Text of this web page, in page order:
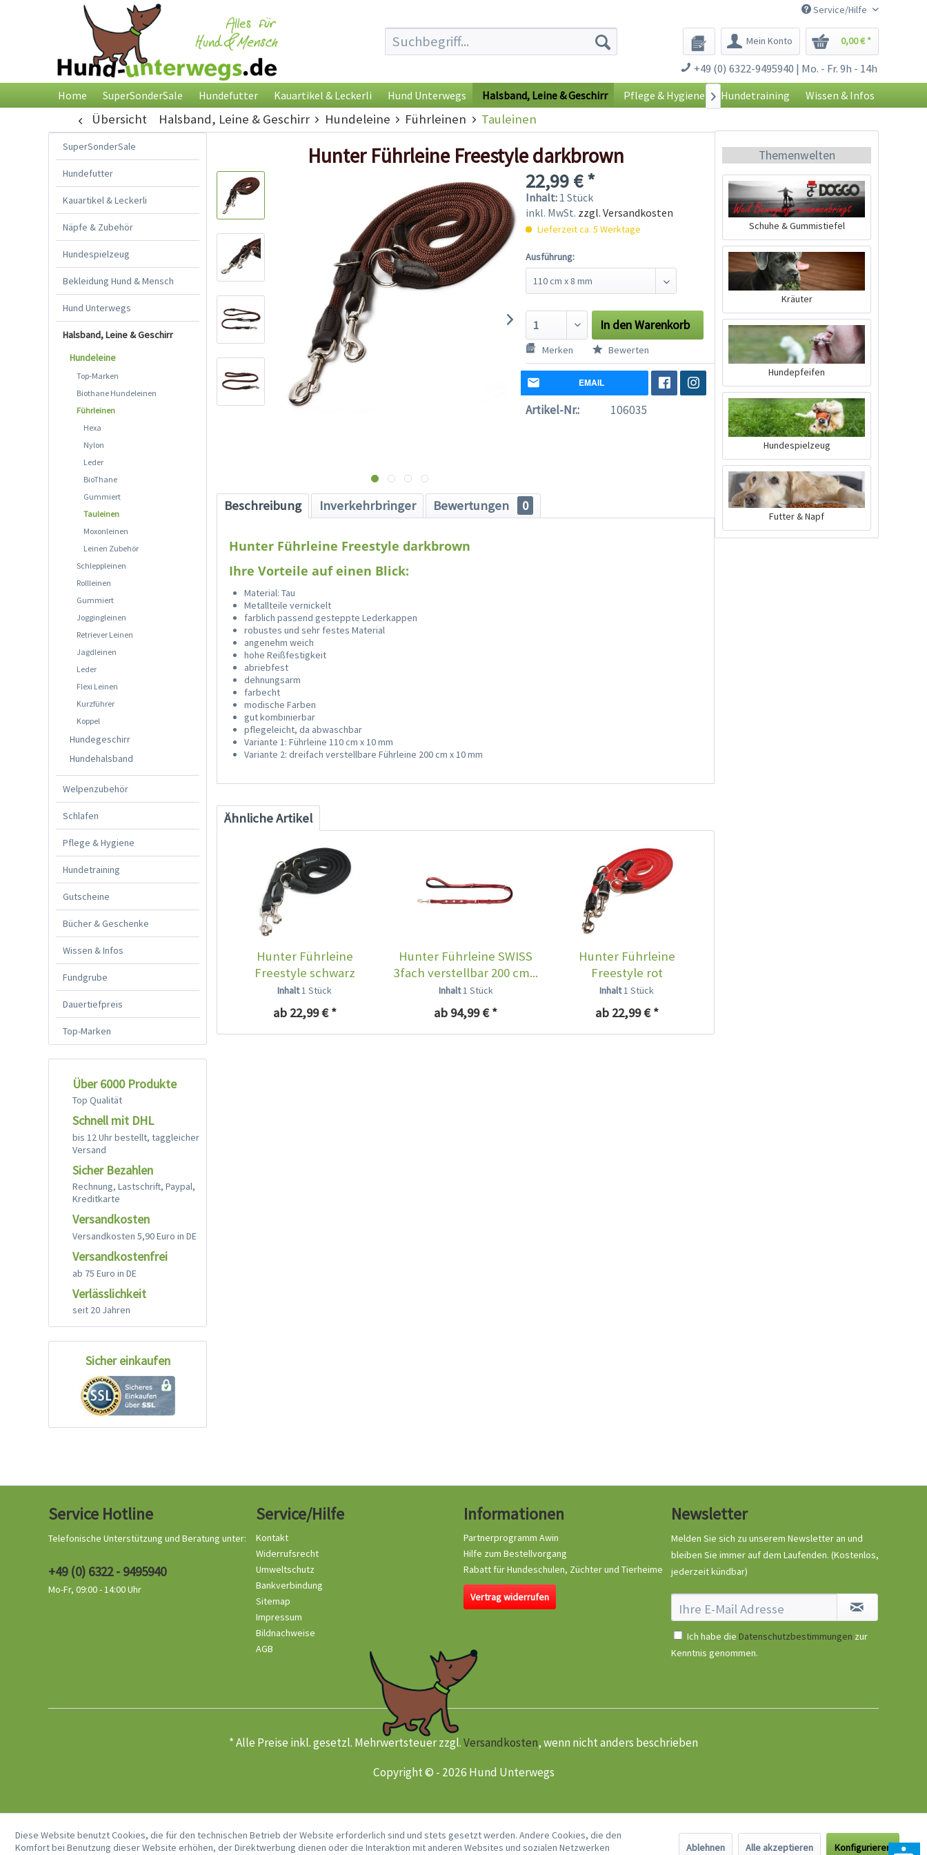
Service/Hilfe
Mein Konto 0,00 € *
+49 (0) 6322-9495940 | Mo. - Fr. 9h - 14h
Home SuperSonderSale Hundefutter Kauartikel & Leckerli Hund Unterwegs Halsband, Leine & Geschirr Pflege & Hygiene Hundetraining Wissen & Infos

Übersicht Halsband, Leine & Geschirr Hundeleine Führleinen Tauleinen
SuperSonderSale
Hundefutter
Kauartikel & Leckerli
Näpfe & Zubehör
Hundespielzeug
Bekleidung Hund & Mensch
Hund Unterwegs
Halsband, Leine & Geschirr
Hundeleine
Top-Marken
Biothane Hundeleinen
Führleinen
Hexa
Nylon
Leder
BioThane
Gummiert
Tauleinen
Moxonleinen
Leinen Zubehör
Schleppleinen
Rollleinen
Gummiert
Joggingleinen
Retriever Leinen
Jagdleinen
Leder
Flexi Leinen
Kurzführer
Koppel
Hundegeschirr
Hundehalsband
Welpenzubehör
Schlafen
Pflege & Hygiene
Hundetraining
Gutscheine
Bücher & Geschenke
Wissen & Infos
Fundgrube
Dauertiefpreis
Top-Marken
Über 6000 Produkte
Top Qualität
Schnell mit DHL
bis 12 Uhr bestellt, taggleicher
Versand
Sicher Bezahlen
Rechnung, Lastschrift, Paypal,
Kreditkarte
Versandkosten
Versandkosten 5,90 Euro in DE
Versandkostenfrei
ab 75 Euro in DE
Verlässlichkeit
seit 20 Jahren
Sicher einkaufen
Hunter Führleine Freestyle darkbrown
22,99 € *
Inhalt: 1 Stück
inkl. MwSt. zzgl. Versandkosten
Lieferzeit ca. 5 Werktage
Ausführung:
In den Warenkorb
Merken Bewerten
EMAIL
Artikel-Nr.: 106035
Beschreibung Inverkehrbringer Bewertungen 0
Hunter Führleine Freestyle darkbrown
Ihre Vorteile auf einen Blick:
Material: Tau
Metallteile vernickelt
farblich passend gesteppte Lederkappen
robustes und sehr festes Material
angenehm weich
hohe Reißfestigkeit
abriebfest
dehnungsarm
farbecht
modische Farben
gut kombinierbar
pflegeleicht, da abwaschbar
Variante 1: Führleine 110 cm x 10 mm
Variante 2: dreifach verstellbare Führleine 200 cm x 10 mm
Ähnliche Artikel
Hunter Führleine
Freestyle schwarz
Inhalt1 Stück
ab 22,99 € *
Hunter Führleine SWISS
3fach verstellbar 200 cm...
Inhalt1 Stück
ab 94,99 € *
Hunter Führleine
Freestyle rot
Inhalt1 Stück
ab 22,99 € *
Themenwelten
Schuhe & Gummistiefel
Kräuter
Hundepfeifen
Hundespielzeug
Futter & Napf
Service Hotline
Telefonische Unterstützung und Beratung unter:
+49 (0) 6322 - 9495940
Mo-Fr, 09:00 - 14:00 Uhr
Service/Hilfe
Kontakt
Widerrufsrecht
Umweltschutz
Bankverbindung
Sitemap
Impressum
Bildnachweise
AGB
Informationen
Partnerprogramm Awin
Hilfe zum Bestellvorgang
Rabatt für Hundeschulen, Züchter und Tierheime
Vertrag widerrufen
Newsletter
Melden Sie sich zu unserem Newsletter an und
bleiben Sie immer auf dem Laufenden. (Kostenlos,
jederzeit kündbar)
Ich habe die Datenschutzbestimmungen zur
Kenntnis genommen.
* Alle Preise inkl. gesetzl. Mehrwertsteuer zzgl.Versandkosten, wenn nicht anders beschrieben
Copyright © - 2026 Hund Unterwegs
Diese Website benutzt Cookies, die für den technischen Betrieb der Website erforderlich sind und stets gesetzt werden. Andere Cookies, die den
Komfort bei Benutzung dieser Website erhöhen, der Direktwerbung dienen oder die Interaktion mit anderen Websites und sozialen Netzwerken
Ablehnen Alle akzeptieren Konfigurieren